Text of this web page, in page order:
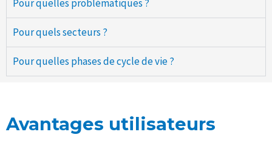
Pour quelles problématiques ?
Pour quels secteurs ?
Pour quelles phases de cycle de vie ?
Avantages utilisateurs